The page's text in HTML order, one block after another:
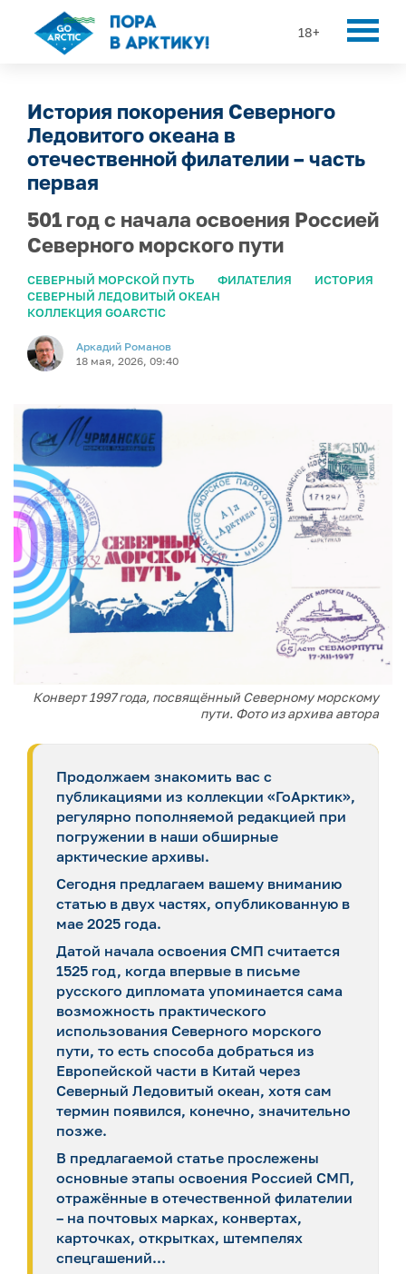
18+
История покорения Северного
Ледовитого океана в
отечественной филателии – часть
первая
501 год с начала освоения Россией
Северного морского пути
СЕВЕРНЫЙ МОРСКОЙ ПУТЬ ФИЛАТЕЛИЯ
ИСТОРИЯ
СЕВЕРНЫЙ ЛЕДОВИТЫЙ ОКЕАН
КОЛЛЕКЦИЯ GOARCTIC
Аркадий Романов
18 мая, 2026, 09:40
Конверт 1997 года, посвящённый Северному морскому
пути. Фото из архива автора
Продолжаем знакомить вас с
публикациями из коллекции «ГоАрктик»,
регулярно пополняемой редакцией при
погружении в наши обширные
арктические архивы.
Сегодня предлагаем вашему вниманию
статью в двух частях, опубликованную в
мае 2025 года.
Датой начала освоения СМП считается
1525 год, когда впервые в письме
русского дипломата упоминается сама
возможность практического
использования Северного морского
пути, то есть способа добраться из
Европейской части в Китай через
Северный Ледовитый океан, хотя сам
термин появился, конечно, значительно
позже.
В предлагаемой статье прослежены
основные этапы освоения Россией СМП,
отражённые в отечественной филателии
– на почтовых марках, конвертах,
карточках, открытках, штемпелях
спецгашений...